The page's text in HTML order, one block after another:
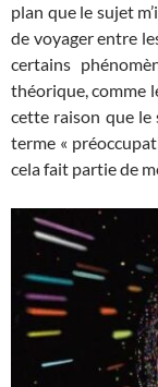
plan que le sujet
de voyager entre
certains
théorique, comme
cette raison que le
terme «
cela fait partie de